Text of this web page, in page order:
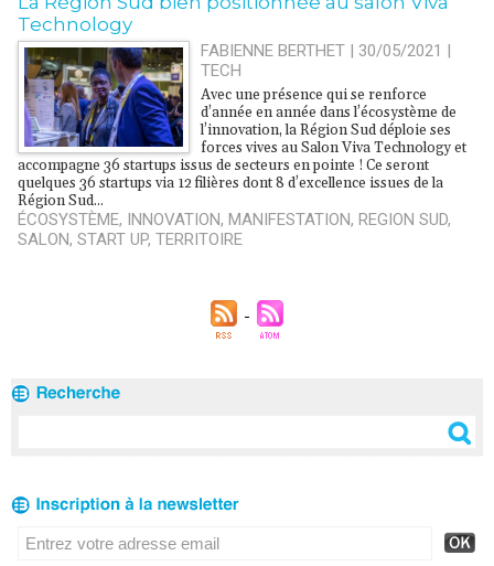
Technology
FABIENNE BERTHET | 30/05/2021 |
TECH
Avec une présence qui se renforce
d’année en année dans l’écosystème de
l’innovation, la Région Sud déploie ses
forces vives au Salon Viva Technology et
accompagne 36 startups issus de secteurs en pointe ! Ce seront
quelques 36 startups via 12 filières dont 8 d’excellence issues de la
Région Sud...
ÉCOSYSTÈME, INNOVATION, MANIFESTATION, REGION SUD,
SALON, START UP, TERRITOIRE